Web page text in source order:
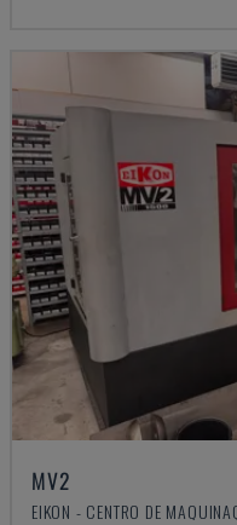
MV2
EIKON - CENTRO DE